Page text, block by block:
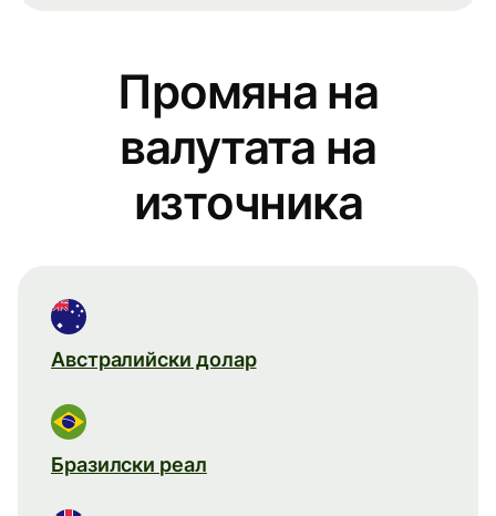
Промяна на
валутата на
източника
Австралийски долар
Бразилски реал